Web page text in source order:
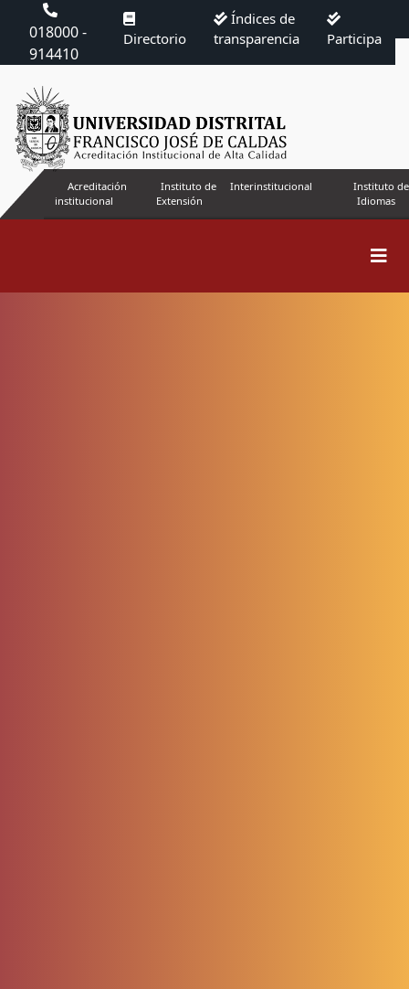
018000 -
914410
Directorio
Índices de
transparencia
Participa
Acreditación
institucional
Instituto de
Extensión
Interinstitucional
Instituto de
Idiomas